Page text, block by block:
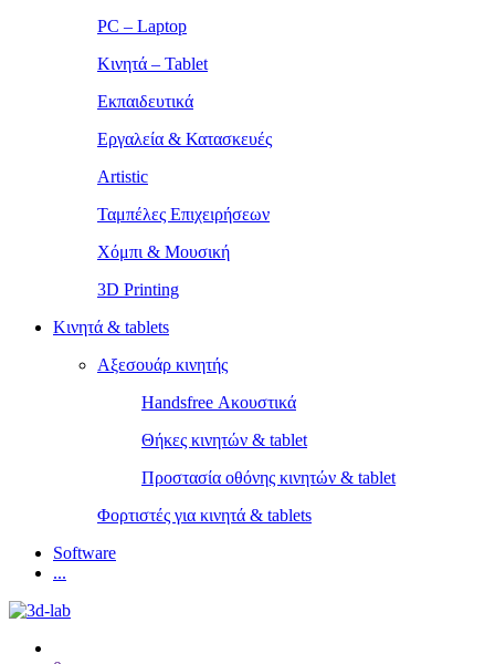
PC – Laptop
Κινητά – Tablet
Εκπαιδευτικά
Εργαλεία & Κατασκευές
Artistic
Ταμπέλες Επιχειρήσεων
Χόμπι & Μουσική
3D Printing
Κινητά & tablets
Αξεσουάρ κινητής
Handsfree Ακουστικά
Θήκες κινητών & tablet
Προστασία οθόνης κινητών & tablet
Φορτιστές για κινητά & tablets
Software
...